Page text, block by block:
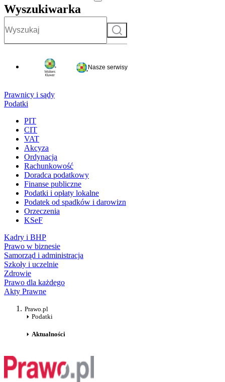
Wyszukiwarka
Szukaj
Nasze serwisy
Prawnicy i sądy
Podatki
PIT
CIT
VAT
Akcyza
Ordynacja
Rachunkowość
Doradca podatkowy
Finanse publiczne
Podatki i opłaty lokalne
Podatek od spadków i darowizn
Orzeczenia
KSeF
Kadry i BHP
Prawo w biznesie
Samorząd i administracja
Szkoły i uczelnie
Zdrowie
Prawo dla każdego
Akty Prawne
Prawo.pl
Podatki
Aktualności